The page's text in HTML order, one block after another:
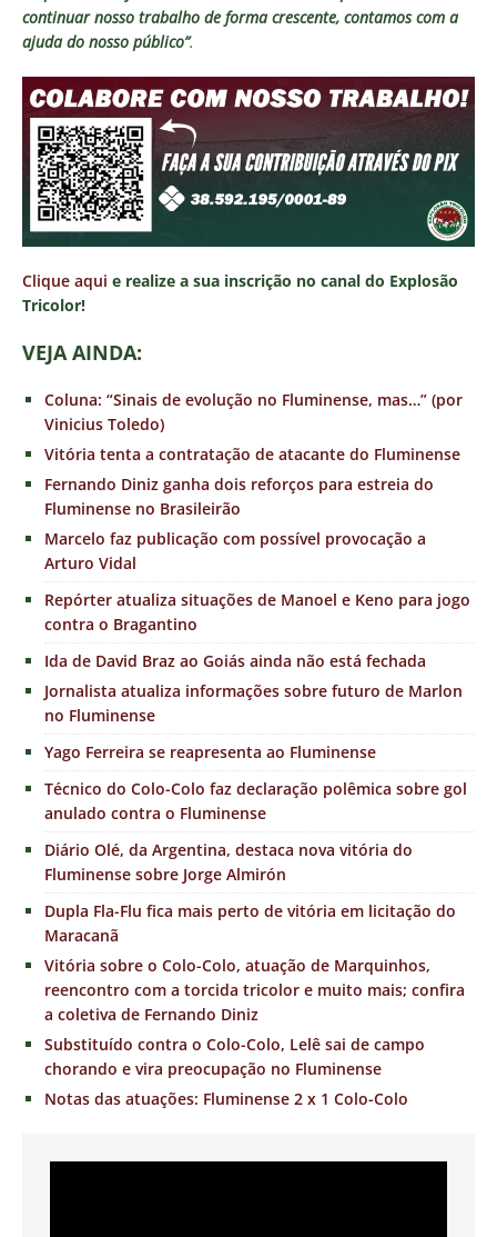
continuar nosso trabalho de forma crescente, contamos com a
ajuda do nosso público”.
Clique aqui e realize a sua inscrição no canal do Explosão
Tricolor!
VEJA AINDA:
Coluna: “Sinais de evolução no Fluminense, mas…” (por
Vinicius Toledo)
Vitória tenta a contratação de atacante do Fluminense
Fernando Diniz ganha dois reforços para estreia do
Fluminense no Brasileirão
Marcelo faz publicação com possível provocação a
Arturo Vidal
Repórter atualiza situações de Manoel e Keno para jogo
contra o Bragantino
Ida de David Braz ao Goiás ainda não está fechada
Jornalista atualiza informações sobre futuro de Marlon
no Fluminense
Yago Ferreira se reapresenta ao Fluminense
Técnico do Colo-Colo faz declaração polêmica sobre gol
anulado contra o Fluminense
Diário Olé, da Argentina, destaca nova vitória do
Fluminense sobre Jorge Almirón
Dupla Fla-Flu fica mais perto de vitória em licitação do
Maracanã
Vitória sobre o Colo-Colo, atuação de Marquinhos,
reencontro com a torcida tricolor e muito mais; confira
a coletiva de Fernando Diniz
Substituído contra o Colo-Colo, Lelê sai de campo
chorando e vira preocupação no Fluminense
Notas das atuações: Fluminense 2 x 1 Colo-Colo